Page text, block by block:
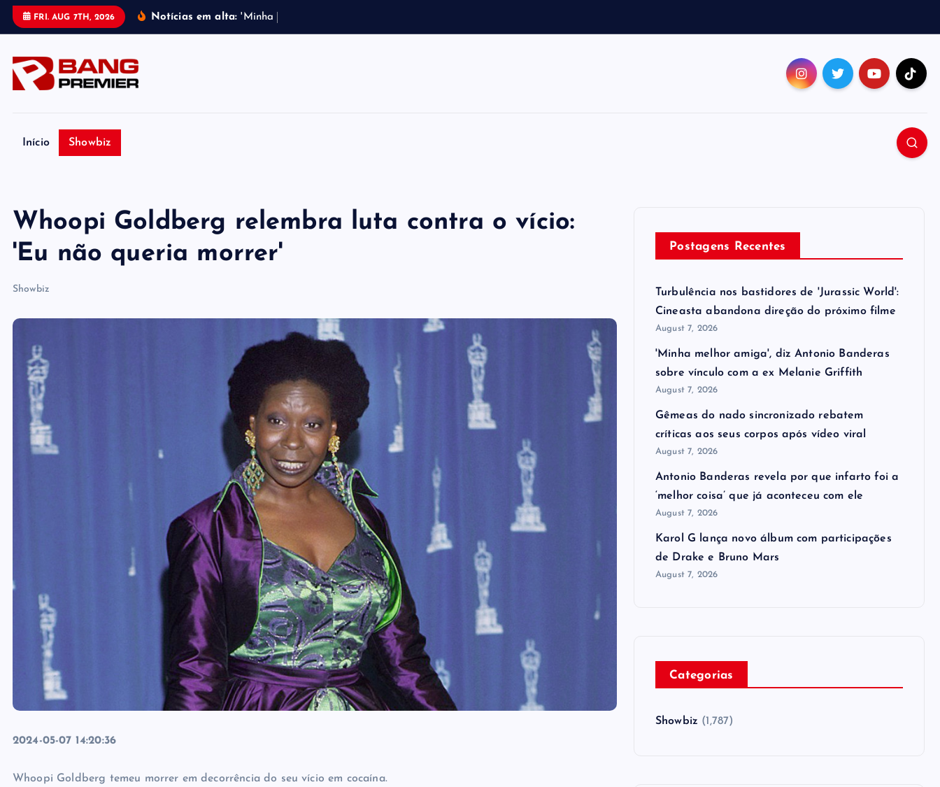
FRI. AUG 7TH, 2026 Notícias em alta: ' M inha
Início Showbiz
Whoopi Goldberg relembra luta contra o vício:
'Eu não queria morrer'
Showbiz
2024-05-07 14:20:36
Whoopi Goldberg temeu morrer em decorrência do seu vício em cocaína.
Postagens Recentes
Turbulência nos bastidores de 'Jurassic World':
Cineasta abandona direção do próximo filme
August 7, 2026
'Minha melhor amiga', diz Antonio Banderas
sobre vínculo com a ex Melanie Griffith
August 7, 2026
Gêmeas do nado sincronizado rebatem
críticas ​a​os seus corpos após vídeo viral
August 7, 2026
Antonio Banderas revela por que infarto foi a
‘melhor coisa’ que já aconteceu com ele
August 7, 2026
Karol G lança novo álbum com participações
de Drake e Bruno Mars
August 7, 2026
Categorias
Showbiz (1,787)